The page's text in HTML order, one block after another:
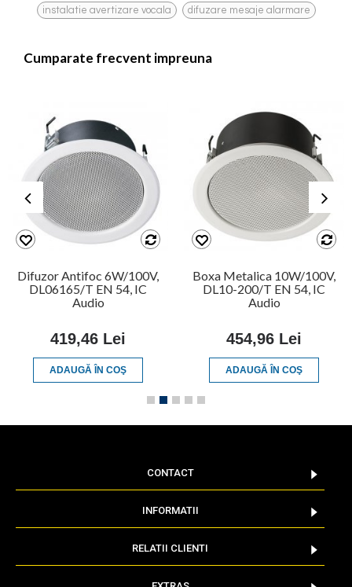
instalatie avertizare vocala , difuzare mesaje alarmare
Cumparate frecvent impreuna
Difuzor Antifoc 6W/100V,
DL06165/T EN 54, IC
Audio
419,46 Lei
ADAUGĂ ÎN COŞ
Boxa Metalica 10W/100V,
DL10-200/T EN 54, IC
Audio
454,96 Lei
ADAUGĂ ÎN COŞ
CONTACT
INFORMATII
RELATII CLIENTI